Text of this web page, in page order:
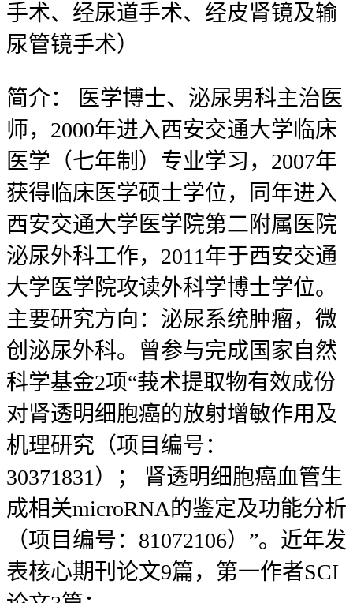
手术、经尿道手术、经皮肾镜及输
尿管镜手术）
简介：
医学博士、泌尿男科主治医
师，2000年进入西安交通大学临床
医学（七年制）专业学习，2007年
获得临床医学硕士学位，同年进入
西安交通大学医学院第二附属医院
泌尿外科工作，2011年于西安交通
大学医学院攻读外科学博士学位。
主要研究方向：泌尿系统肿瘤，微
创泌尿外科。曾参与完成国家自然
科学基金2项“莪术提取物有效成份
对肾透明细胞癌的放射增敏作用及
机理研究（项目编号：
30371831）； 肾透明细胞癌血管生
成相关microRNA的鉴定及功能分析
（项目编号：81072106）”。近年发
表核心期刊论文9篇，第一作者SCI